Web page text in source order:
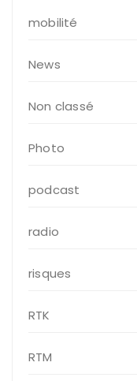
mobilité
News
Non classé
Photo
podcast
radio
risques
RTK
RTM